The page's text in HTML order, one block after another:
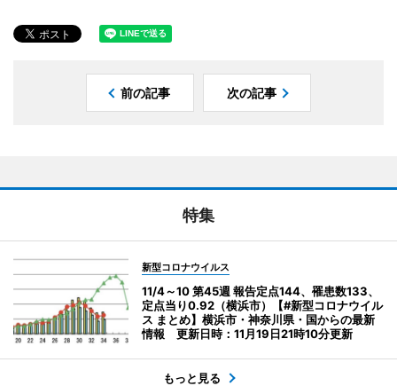
前の記事 次の記事
特集
新型コロナウイルス
11/4～10 第45週 報告定点144、罹患数133、
定点当り0.92（横浜市）【#新型コロナウイル
ス まとめ】横浜市・神奈川県・国からの最新
情報 更新日時：11月19日21時10分更新
もっと見る